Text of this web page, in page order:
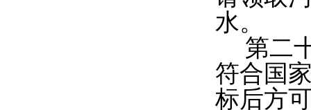
水。
第二
符合国
标后方